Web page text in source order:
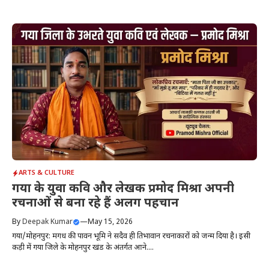
ARTS & CULTURE
गया के युवा कवि और लेखक प्रमोद मिश्रा अपनी
रचनाओं से बना रहे हैं अलग पहचान
ByDeepak Kumar —May 15, 2026
गया/मोहनपुर: मगध की पावन भूमि ने सदैव ही प्रतिभावान रचनाकारों को जन्म दिया है। इसी
कड़ी में गया जिले के मोहनपुर प्रखंड के अंतर्गत आने....